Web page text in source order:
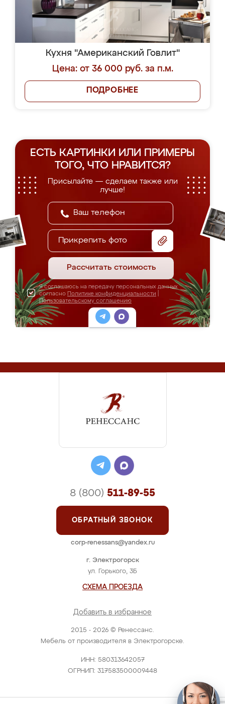
Кухня "Американский Говлит"
Цена: от 36 000 руб. за п.м.
ПОДРОБНЕЕ
ЕСТЬ КАРТИНКИ ИЛИ ПРИМЕРЫ
ТОГО, ЧТО НРАВИТСЯ?
Присылайте — сделаем также или
лучше!
Прикрепить фото
Рассчитать стоимость
Я соглашаюсь на передачу персональных данных
согласно Политике конфиденциальности
Пользовательскому соглашению
2015 - 2026 © Ренессанс.
Мебель от производителя в Электрогорске.
ИНН: 580313642057
ОГРНИП: 317583500009448
г. Электрогорск
ул. Горького, 3Б
СХЕМА ПРОЕЗДА
Добавить в избранное
8 (800) 511-89-55
ОБРАТНЫЙ ЗВОНОК
corp-renessans@yandex.ru